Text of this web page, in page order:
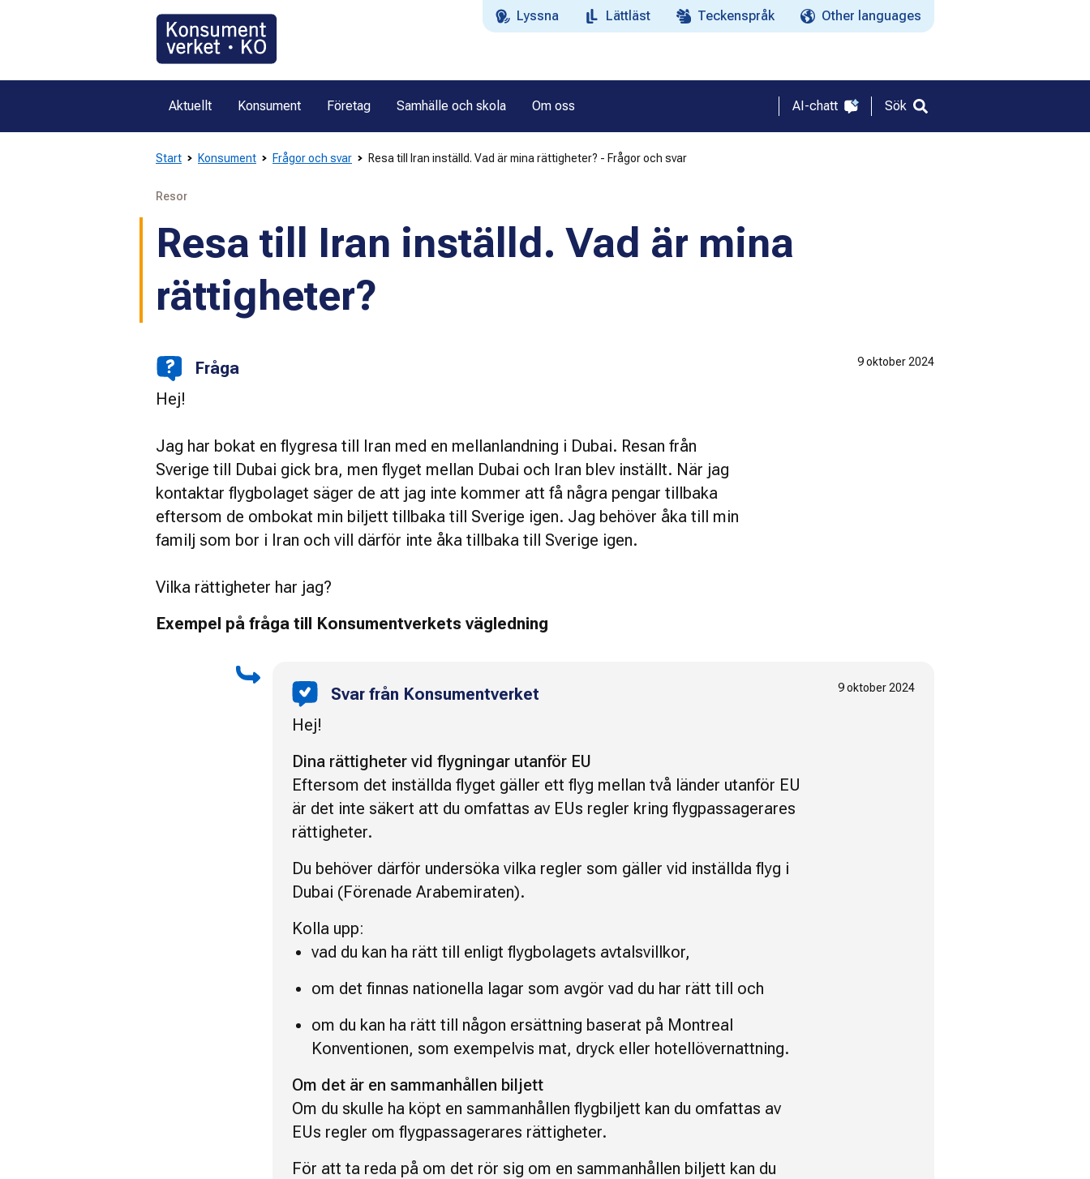
Lyssna Lättläst Teckenspråk Other languages
Aktuellt Konsument Företag Samhälle och skola Om oss AI-chatt Sök
Start Konsument Frågor och svar Resa till Iran inställd. Vad är mina rättigheter? - Frågor och svar
Resor
Resa till Iran inställd. Vad är mina
rättigheter?
Fråga
Hej!
Jag har bokat en flygresa till Iran med en mellanlandning i Dubai. Resan från
Sverige till Dubai gick bra, men flyget mellan Dubai och Iran blev inställt. När jag
kontaktar flygbolaget säger de att jag inte kommer att få några pengar tillbaka
eftersom de ombokat min biljett tillbaka till Sverige igen. Jag behöver åka till min
familj som bor i Iran och vill därför inte åka tillbaka till Sverige igen.
Vilka rättigheter har jag?
Exempel på fråga till Konsumentverkets vägledning
9 oktober 2024
Svar från Konsumentverket 9 oktober 2024
Hej!
Dina rättigheter vid flygningar utanför EU
Eftersom det inställda flyget gäller ett flyg mellan två länder utanför EU
är det inte säkert att du omfattas av EUs regler kring flygpassagerares
rättigheter.
Du behöver därför undersöka vilka regler som gäller vid inställda flyg i
Dubai (Förenade Arabemiraten).
Kolla upp:
vad du kan ha rätt till enligt flygbolagets avtalsvillkor,
om det finnas nationella lagar som avgör vad du har rätt till och
om du kan ha rätt till någon ersättning baserat på Montreal
Konventionen, som exempelvis mat, dryck eller hotellövernattning.
Om det är en sammanhållen biljett
Om du skulle ha köpt en sammanhållen flygbiljett kan du omfattas av
EUs regler om flygpassagerares rättigheter.
För att ta reda på om det rör sig om en sammanhållen biljett kan du